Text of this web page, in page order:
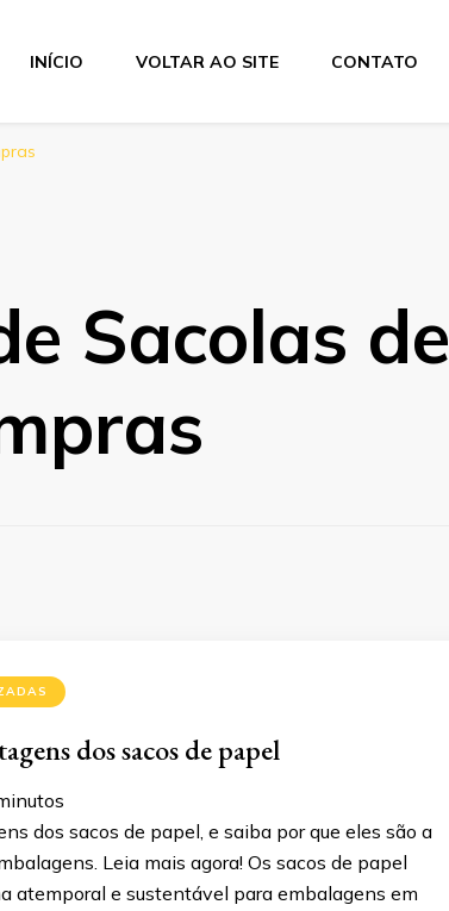
INÍCIO VOLTAR AO SITE CONTATO
Sacolas de
dos sacos de papel
dos sacos de papel, e saiba por que eles são a
Leia mais agora! Os sacos de papel
atemporal e sustentável para embalagens em